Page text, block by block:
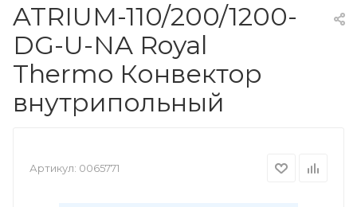
ATRIUM-110/200/1200-
DG-U-NA Royal
Thermo Конвектор
внутрипольный
Артикул: 0065771